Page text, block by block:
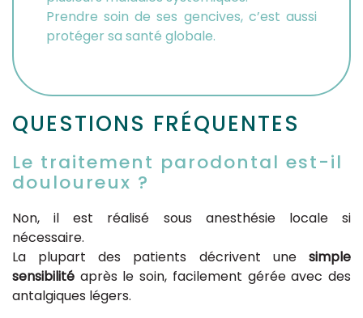
Prendre soin de ses gencives, c’est aussi
protéger sa santé globale.
QUESTIONS FRÉQUENTES
Le traitement parodontal est-il
douloureux ?
Non, il est réalisé sous anesthésie locale si
nécessaire.
La plupart des patients décrivent une simple
sensibilité après le soin, facilement gérée avec des
antalgiques légers.